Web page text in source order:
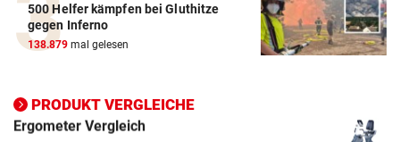
500 Helfer kämpfen bei Gluthitze
gegen Inferno
138.879 mal gelesen
PRODUKT VERGLEICHE
Elektro-Scooter Vergleich
ZUM VERGLEICH
ZUM VERGLEICH
Fahrrad Test